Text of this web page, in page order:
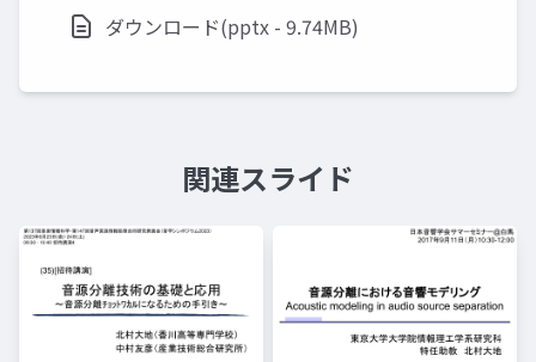
ダウンロード(pptx - 9.74MB)
関連スライド